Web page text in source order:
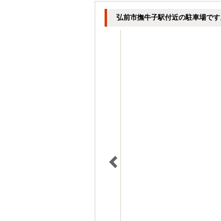
弘前市撫牛子駅付近の駐車場で